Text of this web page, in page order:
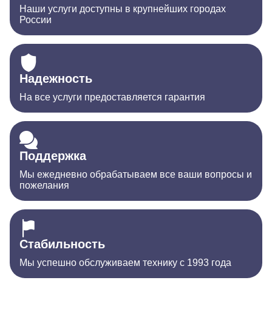
Наши услуги доступны в крупнейших городах
России
Надежность
На все услуги предоставляется гарантия
Поддержка
Мы ежедневно обрабатываем все ваши вопросы и
пожелания
Стабильность
Мы успешно обслуживаем технику с 1993 года